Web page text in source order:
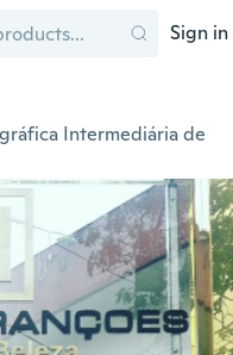
Sign in
Intermediária de